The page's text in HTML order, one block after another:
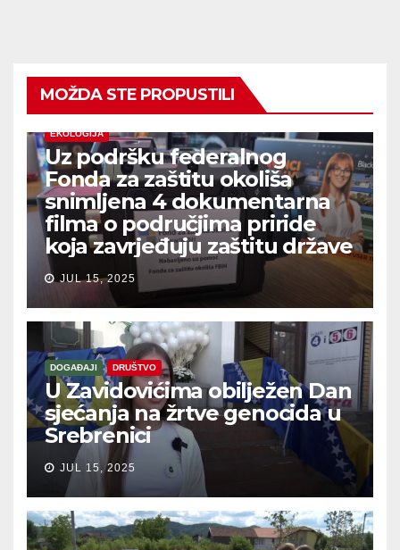
MOŽDA STE PROPUSTILI
EKOLOGIJA
Uz podršku federalnog
Fonda za zaštitu okoliša
snimljena 4 dokumentarna
filma o područjima priride
koja zavrjeđuju zaštitu države
JUL 15, 2025
DOGAĐAJI DRUŠTVO
U Zavidovićima obilježen Dan
sjećanja na žrtve genocida u
Srebrenici
JUL 15, 2025